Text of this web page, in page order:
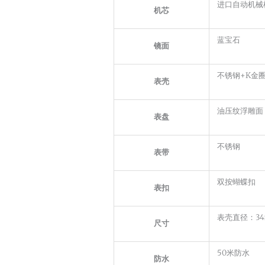
机芯
进口自动机
镜面
蓝宝石
表壳
不锈钢+K金
表盘
油压纹浮雕面
表带
不锈钢
表扣
双按蝴蝶扣
尺寸
表壳直径：
防水
50米防水